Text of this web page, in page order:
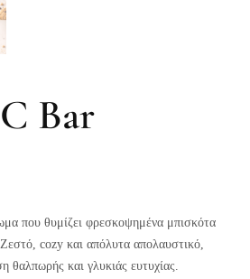
Bar
που θυμίζει φρεσκοψημένα μπισκότα
cozy και απόλυτα απολαυστικό,
θαλπωρής και γλυκιάς ευτυχίας.